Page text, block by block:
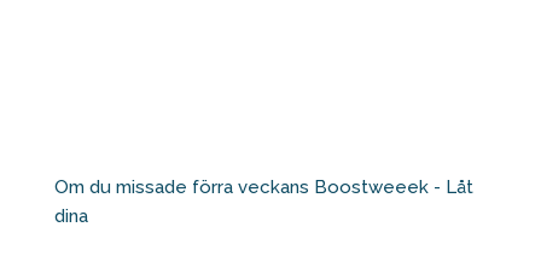
Om du missade förra veckans Boostweeek - Låt
dina